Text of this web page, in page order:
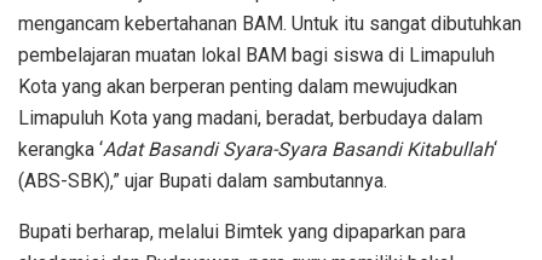
mengancam kebertahanan BAM. Untuk itu sangat dibutuhkan
pembelajaran muatan lokal BAM bagi siswa di Limapuluh
Kota yang akan berperan penting dalam mewujudkan
Limapuluh Kota yang madani, beradat, berbudaya dalam
kerangka ‘Adat Basandi Syara-Syara Basandi Kitabullah‘
(ABS-SBK),” ujar Bupati dalam sambutannya.
Bupati berharap, melalui Bimtek yang dipaparkan para